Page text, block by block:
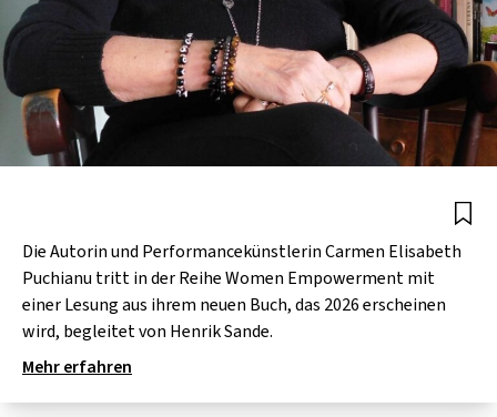
Die Autorin und Performancekünstlerin Carmen Elisabeth
Puchianu tritt in der Reihe Women Empowerment mit
einer Lesung aus ihrem neuen Buch, das 2026 erscheinen
wird, begleitet von Henrik Sande.
Mehr erfahren